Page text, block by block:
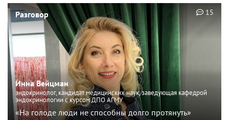
Разговор
Инна Вейцман
эндокринолог, кандидат медицинских наук, заведующая кафедрой
эндокринологии с курсом ДПО АГМУ
«На голоде люди не способны долго протянуть»
15